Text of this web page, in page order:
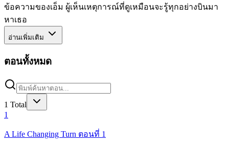
ข้อความของเอ็ม ผู้เห็นเหตุการณ์ที่ดูเหมือนจะรู้ทุกอย่างบินมา
หาเธอ
อ่านเพิ่มเติม
ตอนทั้งหมด
1 Total
1
A Life Changing Turn ตอนที่ 1